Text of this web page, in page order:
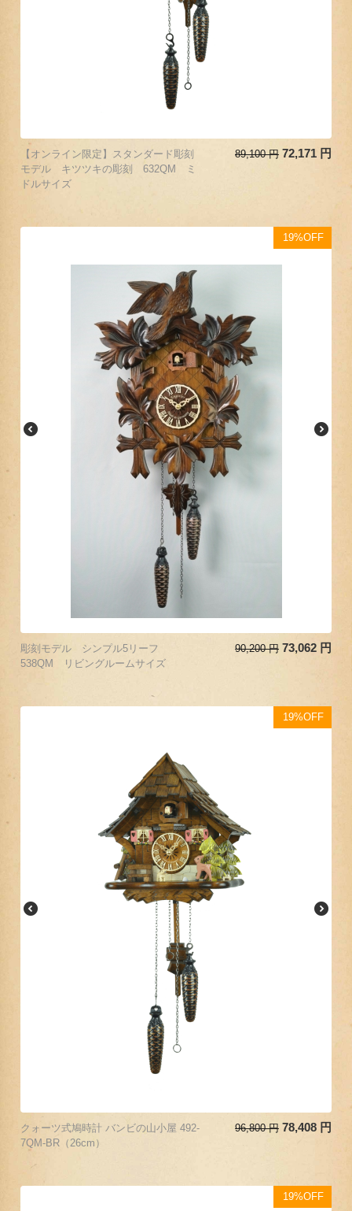
【オンライン限定】スタンダード彫刻
モデル キツツキの彫刻 632QM ミ
ドルサイズ
89,100 円 72,171 円
19%OFF
彫刻モデル シンプル5リーフ
538QM リビングルームサイズ
90,200 円 73,062 円
19%OFF
クォーツ式鳩時計 バンビの山小屋 492-
7QM-BR（26cm）
96,800 円 78,408 円
19%OFF